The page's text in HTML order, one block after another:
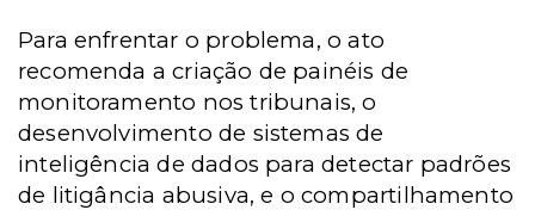
Para enfrentar o problema, o ato
recomenda a criação de painéis de
monitoramento nos tribunais, o
desenvolvimento de sistemas de
inteligência de dados para detectar padrões
de litigância abusiva, e o compartilhamento